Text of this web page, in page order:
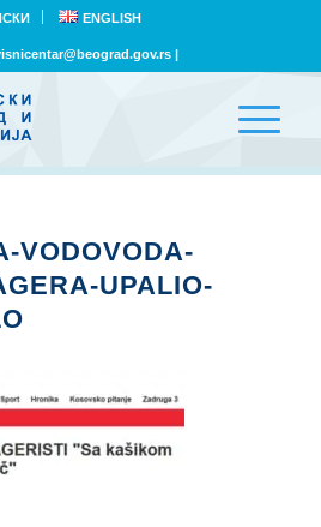
ENGLISH
|
VODOVODA-
UPALIO-